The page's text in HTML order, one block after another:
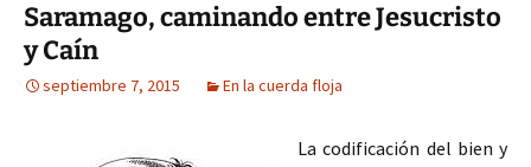
Saramago, caminando entre Jesucristo
y Caín
septiembre 7, 2015 En la cuerda floja
La codificación del bien y